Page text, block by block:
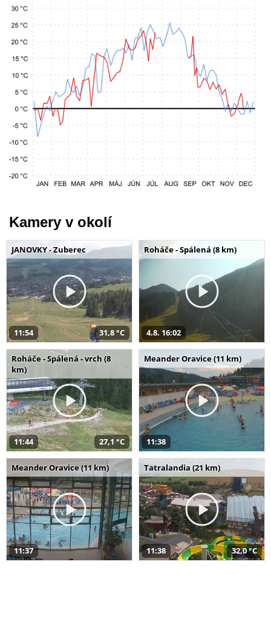
Kamery v okolí
JANOVKY - Zuberec
11:54 31,8 °C
Roháče - Spálená (8 km)
4.8. 16:02
Roháče - Spálená - vrch (8
km)
11:44 27,1 °C
Meander Oravice (11 km)
11:38
Meander Oravice (11 km)
11:37
Tatralandia (21 km)
11:38 32,0 °C